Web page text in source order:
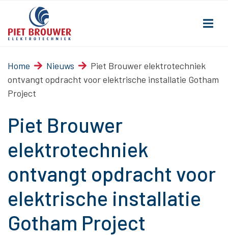
Home Nieuws
Piet Brouwer elektrotechniek
ontvangt opdracht voor elektrische installatie Gotham
Project
Piet Brouwer
elektrotechniek
ontvangt opdracht voor
elektrische installatie
Gotham Project